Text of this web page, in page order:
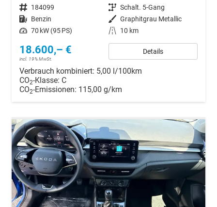
Fahrzeugnr. 184099 Getriebe Schalt. 5-Gang
Kraftstoff Benzin Außenfarbe Graphitgrau Metallic
Leistung 70 kW (95 PS) Kilometerstand 10 km
18.600,– €
incl. 19% MwSt.
Details
Verbrauch kombiniert: 5,00 l/100km
CO2-Klasse: C
CO2-Emissionen: 115,00 g/km